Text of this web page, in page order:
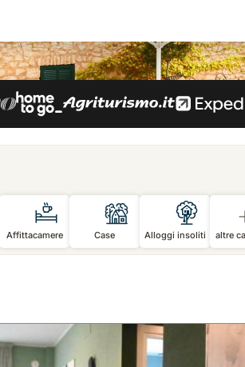
Affittacamere Case Alloggi insoliti altre